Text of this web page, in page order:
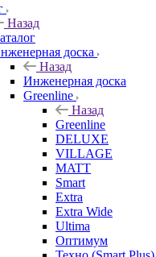
Назад
доска
Назад
Инженерная доска
Greenline
Назад
Greenline
DELUXE
VILLAGE
MATT
Smart
Extra
Extra Wide
Ultima
Оптимум